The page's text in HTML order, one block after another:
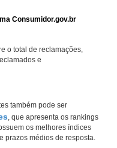
Consumidor.gov.br
o total de reclamações,
e
também pode ser
, que apresenta os rankings
os melhores índices
prazos médios de resposta.